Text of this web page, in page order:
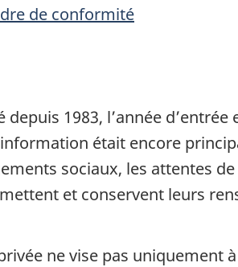
de conformité
1983, l’année d’entrée
était encore
sociaux, les attentes
et conservent leurs
ne vise pas uniquement